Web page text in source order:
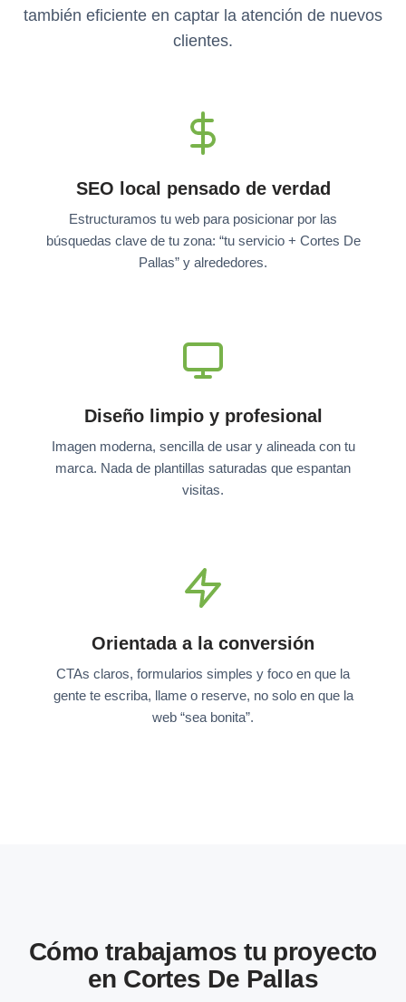
también eficiente en captar la atención de nuevos
clientes.
SEO local pensado de verdad
Estructuramos tu web para posicionar por las
búsquedas clave de tu zona: “tu servicio + Cortes De
Pallas” y alrededores.
Diseño limpio y profesional
Imagen moderna, sencilla de usar y alineada con tu
marca. Nada de plantillas saturadas que espantan
visitas.
Orientada a la conversión
CTAs claros, formularios simples y foco en que la
gente te escriba, llame o reserve, no solo en que la
web “sea bonita”.
Cómo trabajamos tu proyecto
en Cortes De Pallas